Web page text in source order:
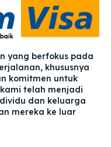
yang berfokus pada
khususnya
komitmen untuk
telah menjadi
dan keluarga
mereka ke luar